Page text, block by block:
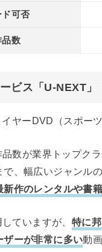
ド可否
品数
ビス「U-NEXT」
ヤーDVD（スポー
数が業界トップク
で、幅広いジャンル
新作のレンタルや書
ていますが、 特に
ザーが非常に多い動